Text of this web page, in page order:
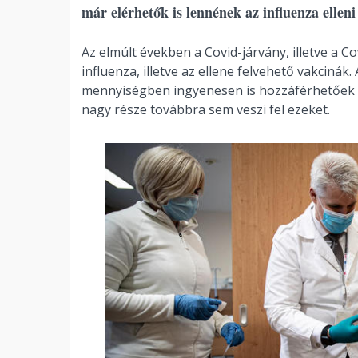
már elérhetők is lennének az influenza
Az elmúlt években a Covid-járvány, illetve a
influenza, illetve az ellene felvehető
mennyiségben ingyenesen is
nagy része továbbra sem veszi fel ezeket.